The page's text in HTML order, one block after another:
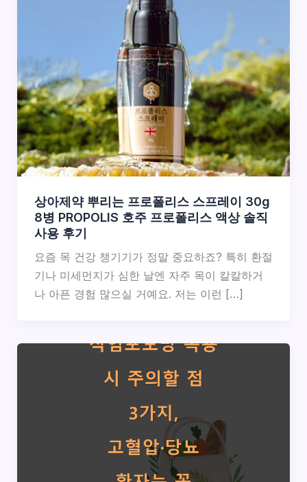
상아제약 뿌리는 프로폴리스 스프레이 30g
8병 PROPOLIS 호주 프로폴리스 액상 솔직
사용 후기
요즘 목 건강 챙기기가 정말 중요하죠? 특히 환절
기나 미세먼지가 심한 날엔 자주 목이 칼칼하거
나 아픈 경험 많으실 거예요. 저는 이런 […]